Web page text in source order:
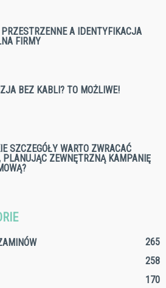
PRZESTRZENNE A IDENTYFIKACJA
FIRMY
BEZ KABLI? TO MOŻLIWE!
SZCZEGÓŁY WARTO ZWRACAĆ
PLANUJĄC ZEWNĘTRZNĄ KAMPANIĘ
265
258
170